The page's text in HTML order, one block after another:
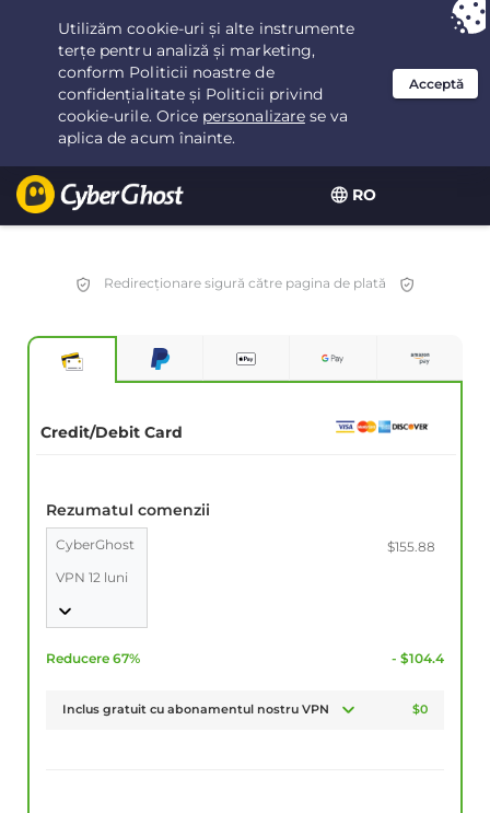
RO
Ai ales:Cea mai bună ofertăpentru 3.3333333333333ani la $
/lună
Redirecționare sigură către pagina de plată
Credit/Debit Card
Rezumatul comenzii
CyberGhost
VPN 12 luni
$155.88
Reducere 67% - $104.4
Inclus gratuit cu abonamentul nostru VPN $0